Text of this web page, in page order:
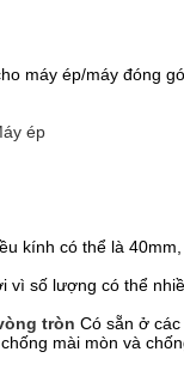
máy ép/máy đóng
ép
kính có thể là
số lượng có thể
tròn Có sẵn ở
mài mòn và